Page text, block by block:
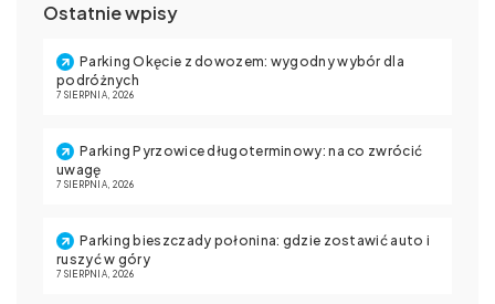
Ostatnie wpisy
Parking Okęcie z dowozem: wygodny wybór dla
podróżnych
7 SIERPNIA, 2026
Parking Pyrzowice długoterminowy: na co zwrócić
uwagę
7 SIERPNIA, 2026
Parking bieszczady połonina: gdzie zostawić auto i
ruszyć w góry
7 SIERPNIA, 2026